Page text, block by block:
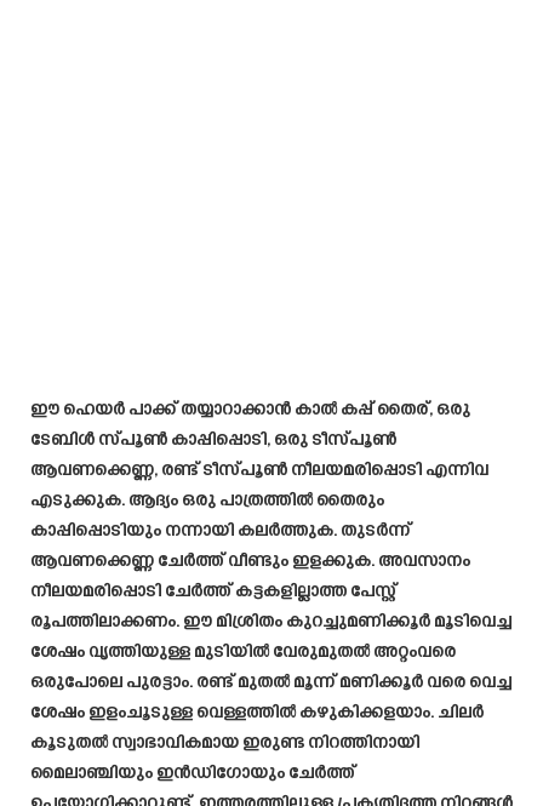
ഈ ഹെയർ പാക്ക് തയ്യാറാക്കാൻ കാൽ കപ്പ് തൈര്, ഒരു
ടേബിൾ സ്പൂൺ കാപ്പിപ്പൊടി, ഒരു ടീസ്പൂൺ
ആവണക്കെണ്ണ, രണ്ട് ടീസ്പൂൺ നീലയമരിപ്പൊടി എന്നിവ
എടുക്കുക. ആദ്യം ഒരു പാത്രത്തിൽ തൈരും
കാപ്പിപ്പൊടിയും നന്നായി കലർത്തുക. തുടർന്ന്
ആവണക്കെണ്ണ ചേർത്ത് വീണ്ടും ഇളക്കുക. അവസാനം
നീലയമരിപ്പൊടി ചേർത്ത് കട്ടകളില്ലാത്ത പേസ്റ്റ്
രൂപത്തിലാക്കണം. ഈ മിശ്രിതം കുറച്ചുമണിക്കൂർ മൂടിവെച്ച
ശേഷം വൃത്തിയുള്ള മുടിയിൽ വേരുമുതൽ അറ്റംവരെ
ഒരുപോലെ പുരട്ടാം. രണ്ട് മുതൽ മൂന്ന് മണിക്കൂർ വരെ വെച്ച
ശേഷം ഇളംചൂടുള്ള വെള്ളത്തിൽ കഴുകിക്കളയാം. ചിലർ
കൂടുതൽ സ്വാഭാവികമായ ഇരുണ്ട നിറത്തിനായി
മൈലാഞ്ചിയും ഇൻഡിഗോയും ചേർത്ത്